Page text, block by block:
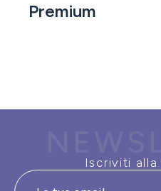
Premium
Iscriviti